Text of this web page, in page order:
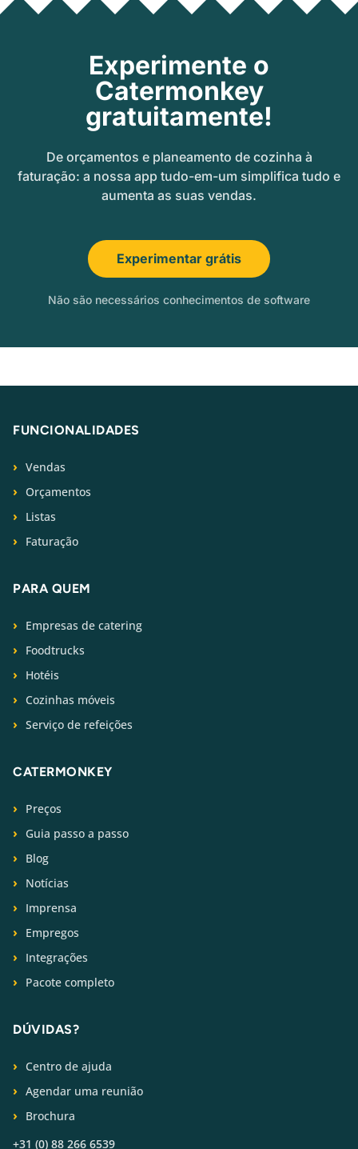
Experimente o
Catermonkey
gratuitamente!
De orçamentos e planeamento de cozinha à
faturação: a nossa app tudo-em-um simplifica tudo e
aumenta as suas vendas.
Experimentar grátis
Não são necessários conhecimentos de software
FUNCIONALIDADES
Vendas
Orçamentos
Listas
Faturação
PARA QUEM
Empresas de catering
Foodtrucks
Hotéis
Cozinhas móveis
Serviço de refeições
CATERMONKEY
Preços
Guia passo a passo
Blog
Notícias
Imprensa
Empregos
Integrações
Pacote completo
DÚVIDAS?
Centro de ajuda
Agendar uma reunião
Brochura
+31 (0) 88 266 6539